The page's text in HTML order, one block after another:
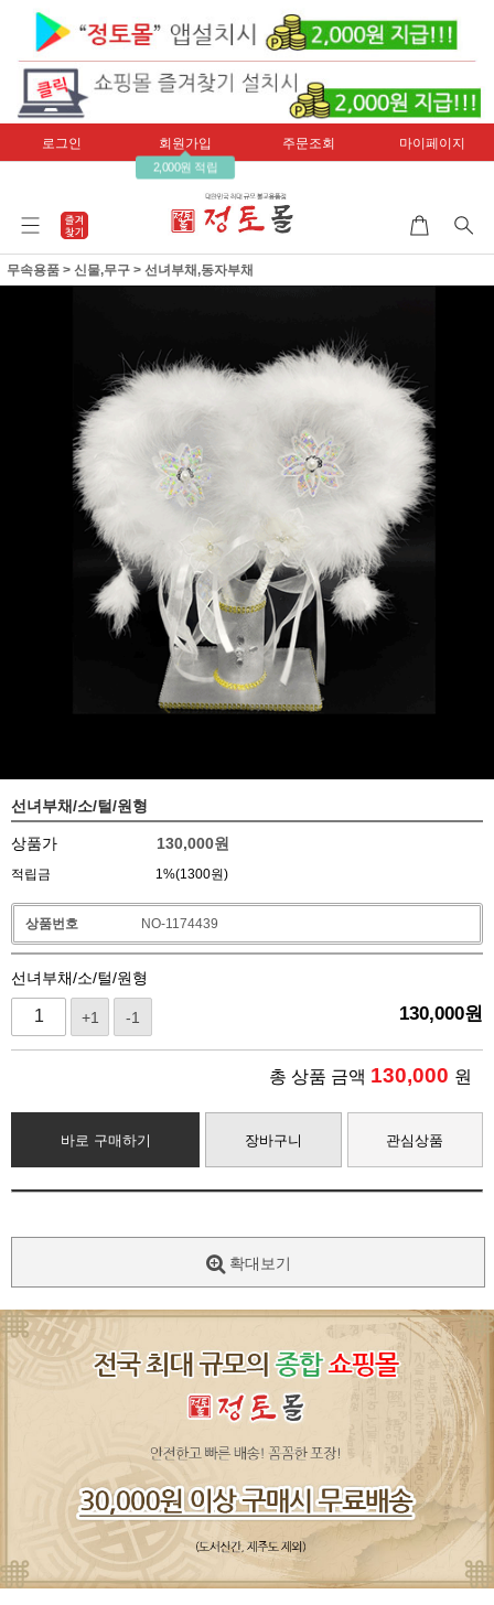
로그인 회원가입
2,000원 적립
주문조회 마이페이지
무속용품 > 신물,무구 > 선녀부채,동자부채
선녀부채/소/털/원형
상품가 130,000원
적립금 1%(1300원)
상품번호 NO-1174439
선녀부채/소/털/원형
+1 -1 130,000원
총 상품 금액 130,000 원
바로 구매하기 장바구니 관심상품
확대보기